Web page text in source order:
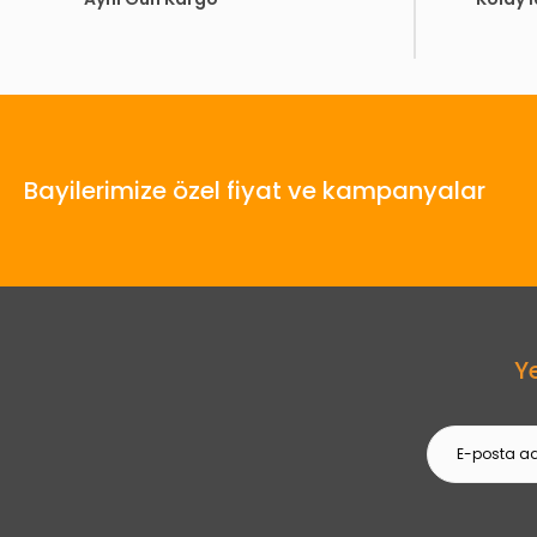
Bayilerimize özel fiyat ve kampanyalar